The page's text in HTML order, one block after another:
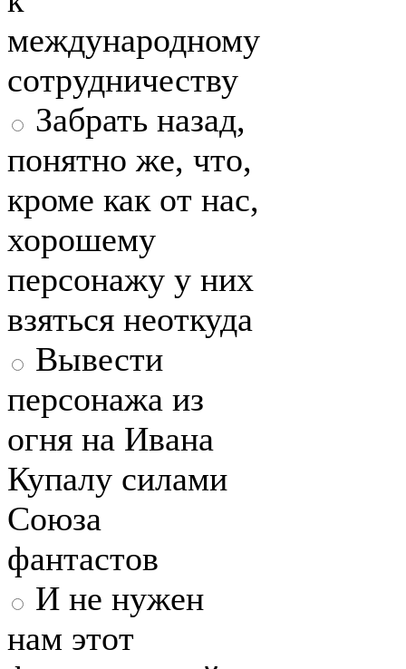
международному
сотрудничеству
Забрать назад,
понятно же, что,
кроме как от нас,
хорошему
персонажу у них
взяться неоткуда
Вывести
персонажа из
огня на Ивана
Купалу силами
Союза
фантастов
И не нужен
нам этот